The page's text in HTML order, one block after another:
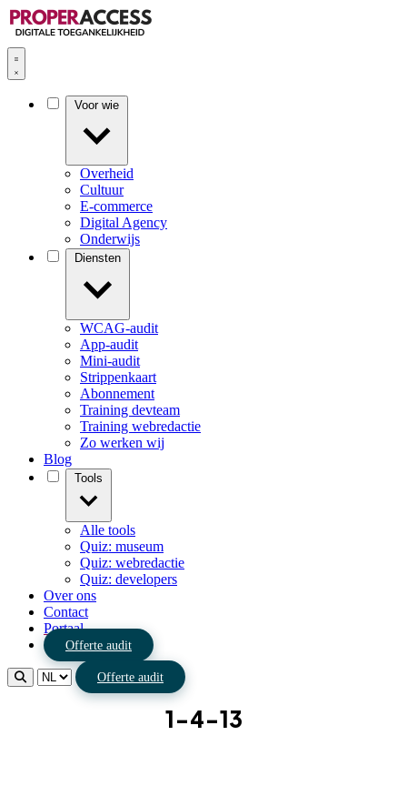
Overheid
Cultuur
E-commerce
Digital Agency
Onderwijs
WCAG-audit
App-audit
Mini-audit
Strippenkaart
Abonnement
Training devteam
Training webredactie
Zo werken wij
Blog
Alle tools
Quiz: museum
Quiz: webredactie
Quiz: developers
Over ons
Contact
Portaal
Offerte audit
Offerte audit
1-4-13